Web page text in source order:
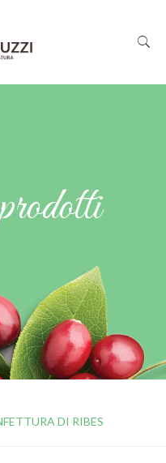
DI RIBES